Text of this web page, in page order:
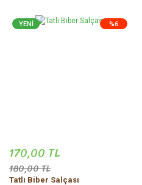
%6
YENİ
170,00 TL
180,00 TL
Tatlı Biber Salçası